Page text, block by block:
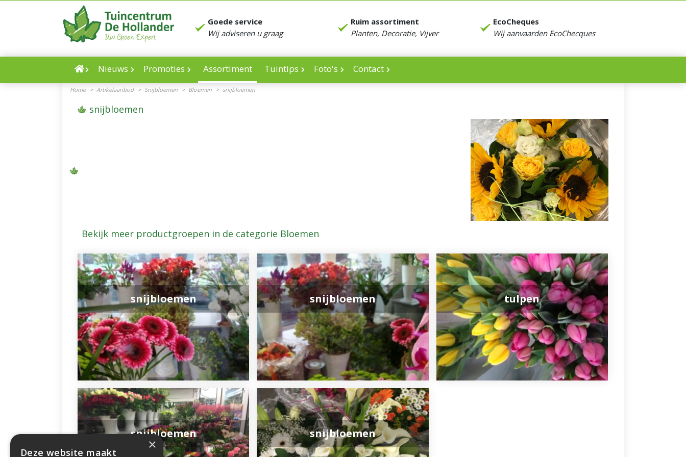
Goede service
Wij adviseren u graag
Ruim assortiment
Planten, Decoratie, Vijver
EcoCheques
Wij aanvaarden EcoChecques
Nieuws Promoties Assortiment Tuintips Foto's Contact
Home > Artikelaanbod > Snijbloemen > Bloemen > snijbloemen
snijbloemen
Bekijk meer productgroepen in de categorie Bloemen
snijbloemen snijbloemen tulpen
snijbloemen snijbloemen
×
Deze website maakt